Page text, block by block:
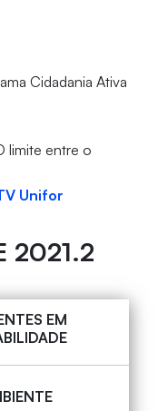
Cidadania Ativa
limite entre o
Unifor
2021.2
EM